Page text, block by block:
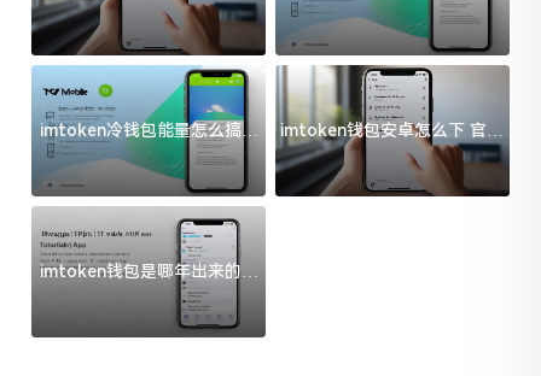
址？三步搞定不踩坑
几件事没处理好
imtoken冷钱包能量怎么搞？
过来人告诉你门道
imtoken钱包安卓怎么下 官方
渠道避坑指南
imtoken钱包是哪年出来的？
一文给你说清楚